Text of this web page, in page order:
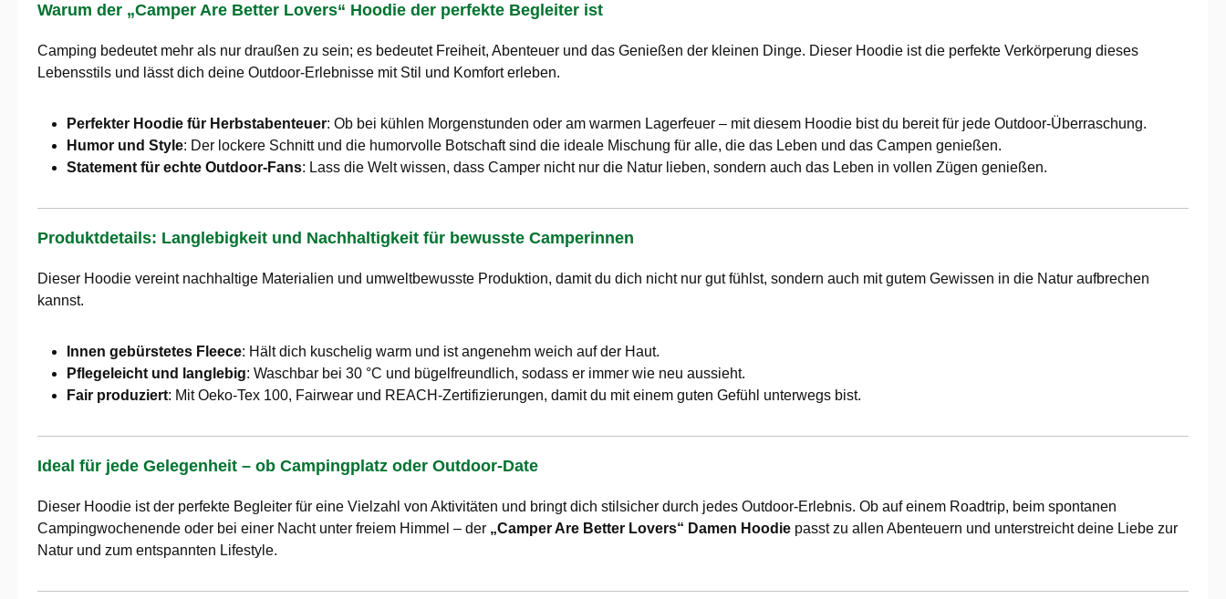
Warum der „Camper Are Better Lovers“ Hoodie der perfekte Begleiter ist
Camping bedeutet mehr als nur draußen zu sein; es bedeutet Freiheit, Abenteuer und das Genießen der kleinen Dinge. Dieser Hoodie ist die perfekte Verkörperung dieses
Lebensstils und lässt dich deine Outdoor-Erlebnisse mit Stil und Komfort erleben.
Perfekter Hoodie für Herbstabenteuer: Ob bei kühlen Morgenstunden oder am warmen Lagerfeuer – mit diesem Hoodie bist du bereit für jede Outdoor-Überraschung.
Humor und Style: Der lockere Schnitt und die humorvolle Botschaft sind die ideale Mischung für alle, die das Leben und das Campen genießen.
Statement für echte Outdoor-Fans: Lass die Welt wissen, dass Camper nicht nur die Natur lieben, sondern auch das Leben in vollen Zügen genießen.
Produktdetails: Langlebigkeit und Nachhaltigkeit für bewusste Camperinnen
Dieser Hoodie vereint nachhaltige Materialien und umweltbewusste Produktion, damit du dich nicht nur gut fühlst, sondern auch mit gutem Gewissen in die Natur aufbrechen
kannst.
Innen gebürstetes Fleece: Hält dich kuschelig warm und ist angenehm weich auf der Haut.
Pflegeleicht und langlebig: Waschbar bei 30 °C und bügelfreundlich, sodass er immer wie neu aussieht.
Fair produziert: Mit Oeko-Tex 100, Fairwear und REACH-Zertifizierungen, damit du mit einem guten Gefühl unterwegs bist.
Ideal für jede Gelegenheit – ob Campingplatz oder Outdoor-Date
Dieser Hoodie ist der perfekte Begleiter für eine Vielzahl von Aktivitäten und bringt dich stilsicher durch jedes Outdoor-Erlebnis. Ob auf einem Roadtrip, beim spontanen
Campingwochenende oder bei einer Nacht unter freiem Himmel – der „Camper Are Better Lovers“ Damen Hoodie passt zu allen Abenteuern und unterstreicht deine Liebe zur
Natur und zum entspannten Lifestyle.